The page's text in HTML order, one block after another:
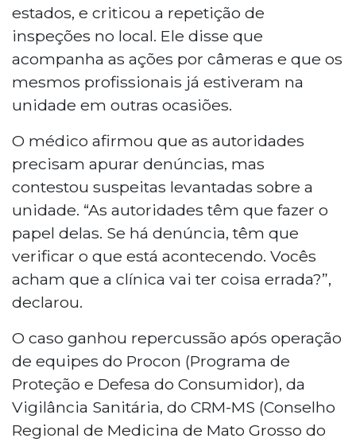
estados, e criticou a repetição de
inspeções no local. Ele disse que
acompanha as ações por câmeras e que os
mesmos profissionais já estiveram na
unidade em outras ocasiões.
O médico afirmou que as autoridades
precisam apurar denúncias, mas
contestou suspeitas levantadas sobre a
unidade. “As autoridades têm que fazer o
papel delas. Se há denúncia, têm que
verificar o que está acontecendo. Vocês
acham que a clínica vai ter coisa errada?”,
declarou.
O caso ganhou repercussão após operação
de equipes do Procon (Programa de
Proteção e Defesa do Consumidor), da
Vigilância Sanitária, do CRM-MS (Conselho
Regional de Medicina de Mato Grosso do